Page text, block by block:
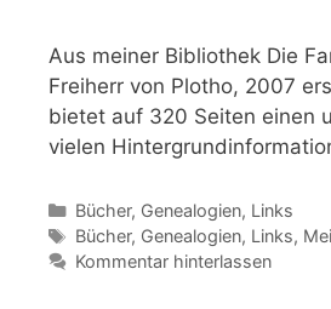
Aus meiner Bibliothek Die
Freiherr von Plotho, 2007
bietet auf 320 Seiten einen
vielen
Kategorien
Bücher, Genealogien, Links
Schlagwörter
Bücher, Genealogien, Links,
Kommentar hinterlassen